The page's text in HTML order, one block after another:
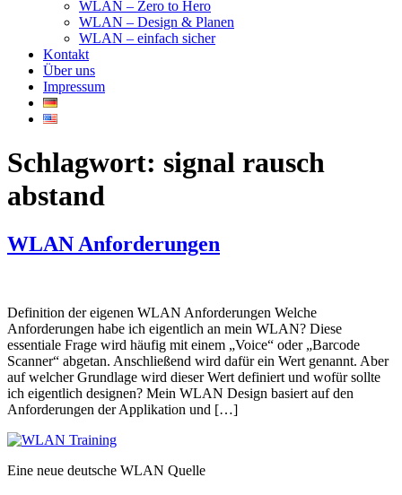
WLAN – Zero to Hero
WLAN – Design & Planen
WLAN – einfach sicher
Kontakt
Über uns
Impressum
Schlagwort: signal rausch
abstand
WLAN Anforderungen
Definition der eigenen WLAN Anforderungen Welche
Anforderungen habe ich eigentlich an mein WLAN? Diese
essentiale Frage wird häufig mit einem „Voice“ oder „Barcode
Scanner“ abgetan. Anschließend wird dafür ein Wert genannt. Aber
auf welcher Grundlage wird dieser Wert definiert und wofür sollte
ich eigentlich designen? Mein WLAN Design basiert auf den
Anforderungen der Applikation und […]
Eine neue deutsche WLAN Quelle